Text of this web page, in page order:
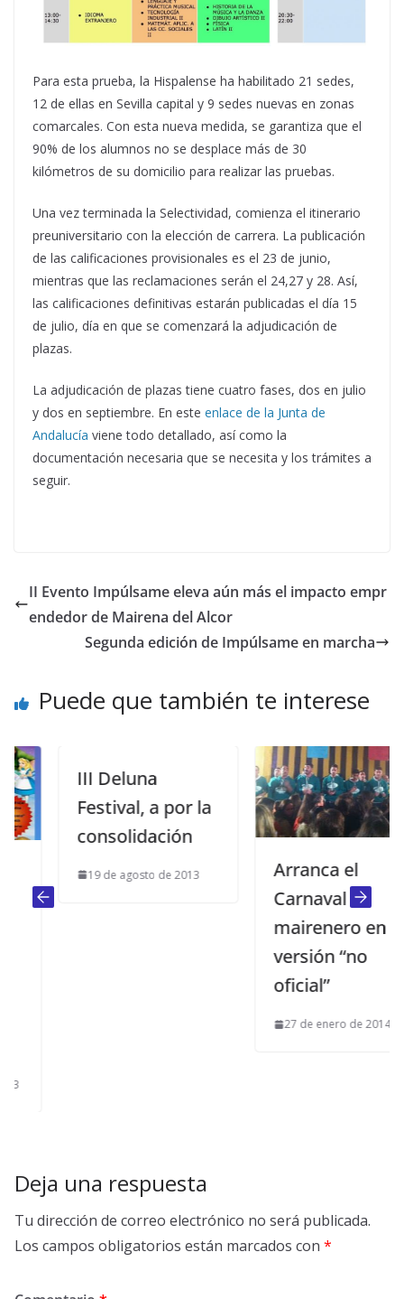
Para esta prueba, la Hispalense ha habilitado 21 sedes,
12 de ellas en Sevilla capital y 9 sedes nuevas en zonas
comarcales. Con esta nueva medida, se garantiza que el
90% de los alumnos no se desplace más de 30
kilómetros de su domicilio para realizar las pruebas.
Una vez terminada la Selectividad, comienza el itinerario
preuniversitario con la elección de carrera. La publicación
de las calificaciones provisionales es el 23 de junio,
mientras que las reclamaciones serán el 24,27 y 28. Así,
las calificaciones definitivas estarán publicadas el día 15
de julio, día en que se comenzará la adjudicación de
plazas.
La adjudicación de plazas tiene cuatro fases, dos en julio
y dos en septiembre. En este enlace de la Junta de
Andalucía viene todo detallado, así como la
documentación necesaria que se necesita y los trámites a
seguir.
II Evento Impúlsame eleva aún más el impacto empr
endedor de Mairena del Alcor
Segunda edición de Impúlsame en marcha
Puede que también te interese
III Deluna
Festival, a por la
consolidación
19 de agosto de 2013
Arranca el
Carnaval
mairenero en su
versión “no
oficial”
27 de enero de 2014
Deja una respuesta
Tu dirección de correo electrónico no será publicada.
Los campos obligatorios están marcados con *